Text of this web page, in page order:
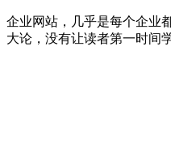
企业网站，几乎是每个企业
大论，没有让读者第一时间